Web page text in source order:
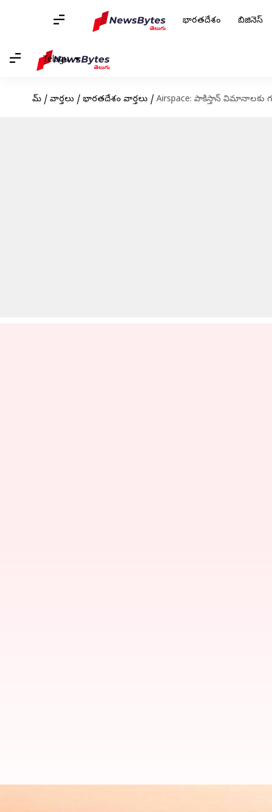
భారతదేశం బిజినెస్
Telugu
హోమ్ / వార్తలు / భారతదేశం వార్తలు / Airspace: పాకిస్తాన్ విమానాలకు
Airspace: పాకిస్తాన్ విమానాలకు